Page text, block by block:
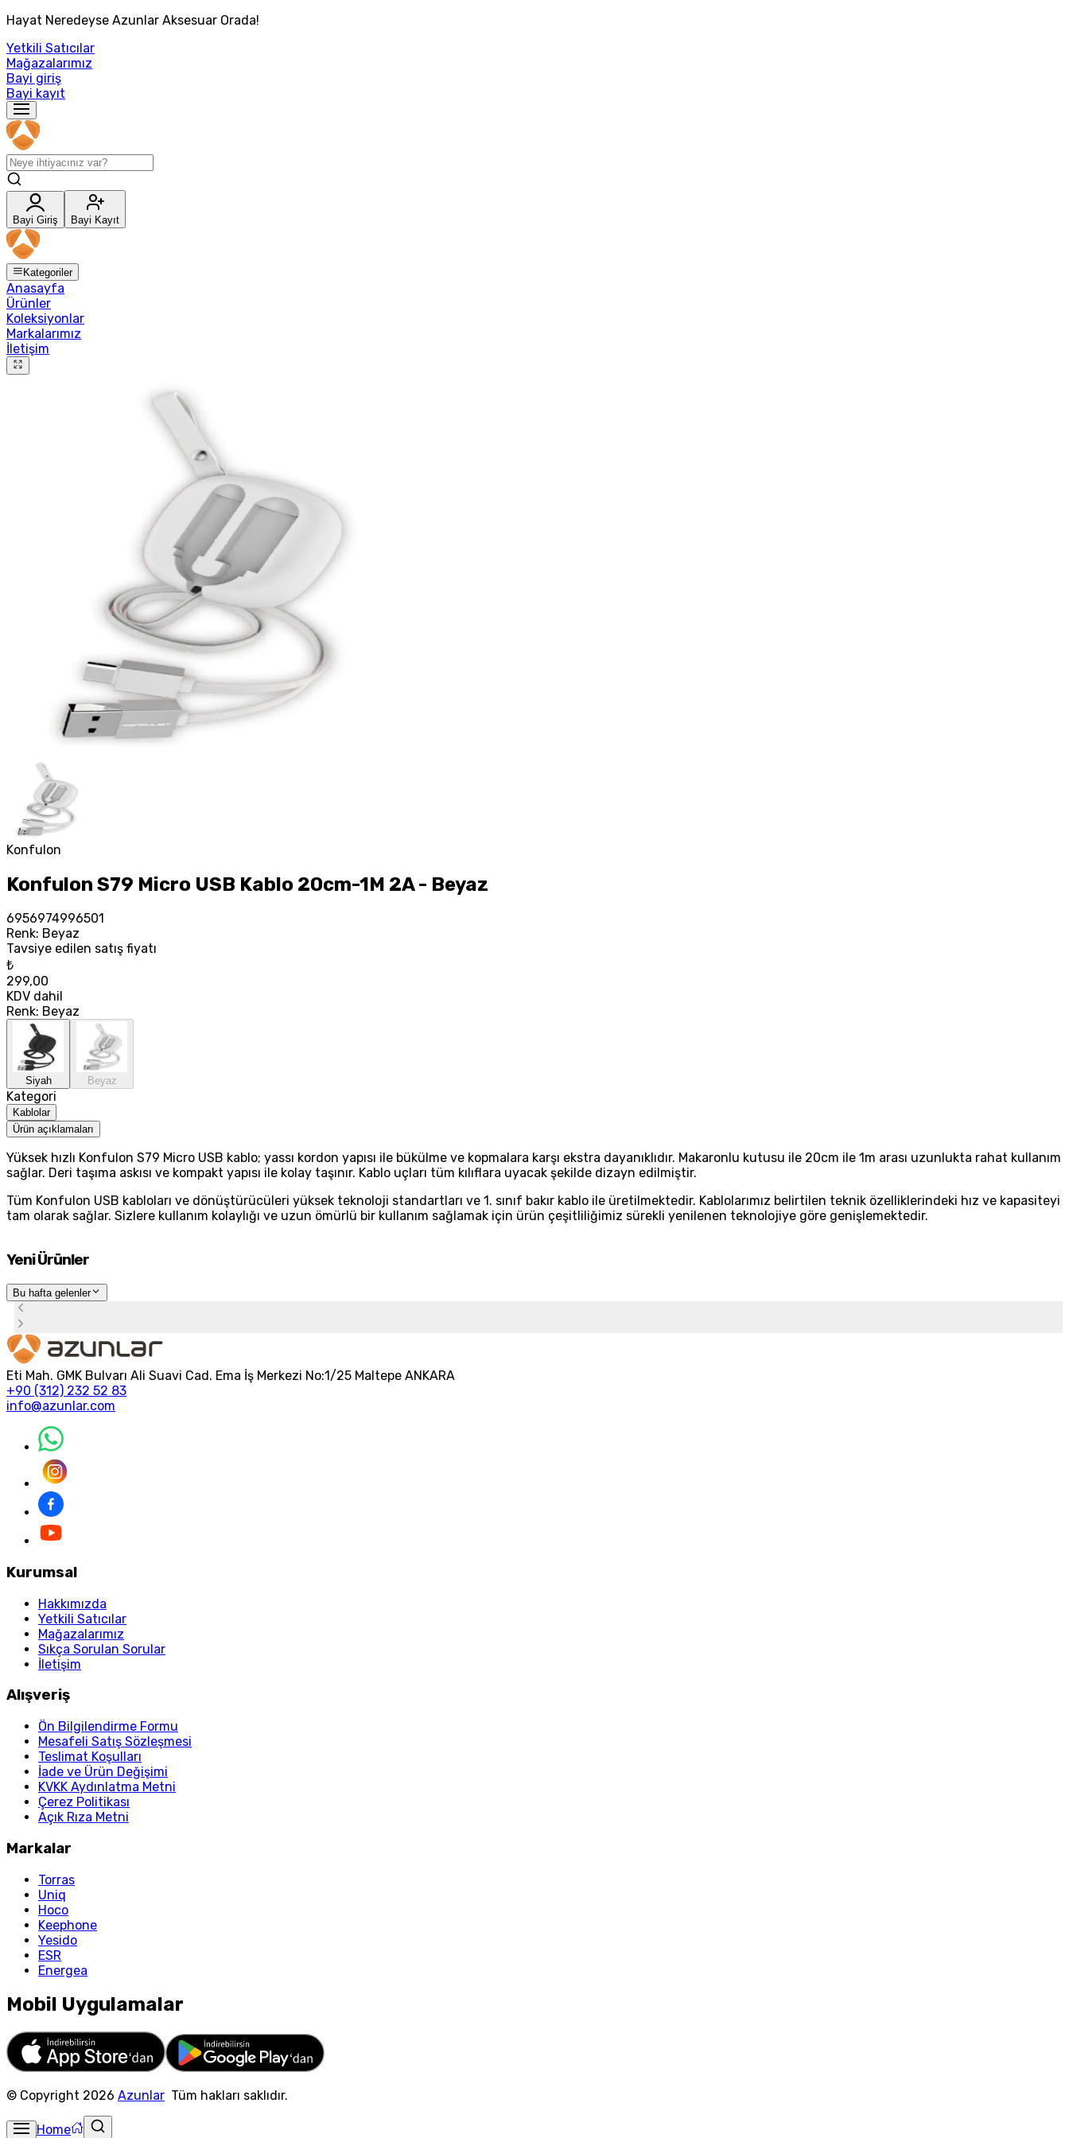
Hayat Neredeyse Azunlar Aksesuar Orada!
Yetkili Satıcılar
Mağazalarımız
Bayi giriş
Bayi kayıt
Bayi Giriş Bayi Kayıt
Kategoriler
Anasayfa
Ürünler
Koleksiyonlar
Markalarımız
İletişim
Konfulon
Konfulon S79 Micro USB Kablo 20cm-1M 2A - Beyaz
6956974996501
Renk: Beyaz
Tavsiye edilen satış fiyatı
₺
299,00
KDV dahil
Renk: Beyaz
Siyah Beyaz
Kategori
Kablolar
Ürün açıklamaları
Yüksek hızlı Konfulon S79 Micro USB kablo; yassı kordon yapısı ile bükülme ve kopmalara karşı ekstra dayanıklıdır. Makaronlu kutusu ile 20cm ile 1m arası uzunlukta rahat kullanım
sağlar. Deri taşıma askısı ve kompakt yapısı ile kolay taşınır. Kablo uçları tüm kılıflara uyacak şekilde dizayn edilmiştir.
Tüm Konfulon USB kabloları ve dönüştürücüleri yüksek teknoloji standartları ve 1. sınıf bakır kablo ile üretilmektedir. Kablolarımız belirtilen teknik özelliklerindeki hız ve kapasiteyi
tam olarak sağlar. Sizlere kullanım kolaylığı ve uzun ömürlü bir kullanım sağlamak için ürün çeşitliliğimiz sürekli yenilenen teknolojiye göre genişlemektedir.
Yeni Ürünler
Bu hafta gelenler
Eti Mah. GMK Bulvarı Ali Suavi Cad. Ema İş Merkezi No:1/25 Maltepe ANKARA
+90 (312) 232 52 83
info@azunlar.com
Kurumsal
Hakkımızda
Yetkili Satıcılar
Mağazalarımız
Sıkça Sorulan Sorular
İletişim
Alışveriş
Ön Bilgilendirme Formu
Mesafeli Satış Sözleşmesi
Teslimat Koşulları
İade ve Ürün Değişimi
KVKK Aydınlatma Metni
Çerez Politikası
Açık Rıza Metni
Markalar
Torras
Uniq
Hoco
Keephone
Yesido
ESR
Energea
Mobil Uygulamalar
© Copyright 2026 Azunlar Tüm hakları saklıdır.
Home